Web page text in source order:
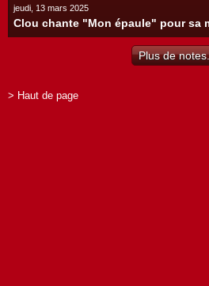
jeudi, 13 mars 2025
Clou chante "Mon épaule" pour sa
Plus de
> Haut de page